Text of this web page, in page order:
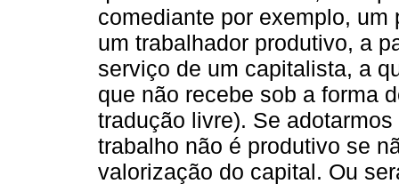
comediante por exemplo,
um trabalhador produtivo, a
serviço de um capitalista, a
que não recebe sob a forma
tradução livre). Se
trabalho não é produtivo se
valorização do capital. Ou